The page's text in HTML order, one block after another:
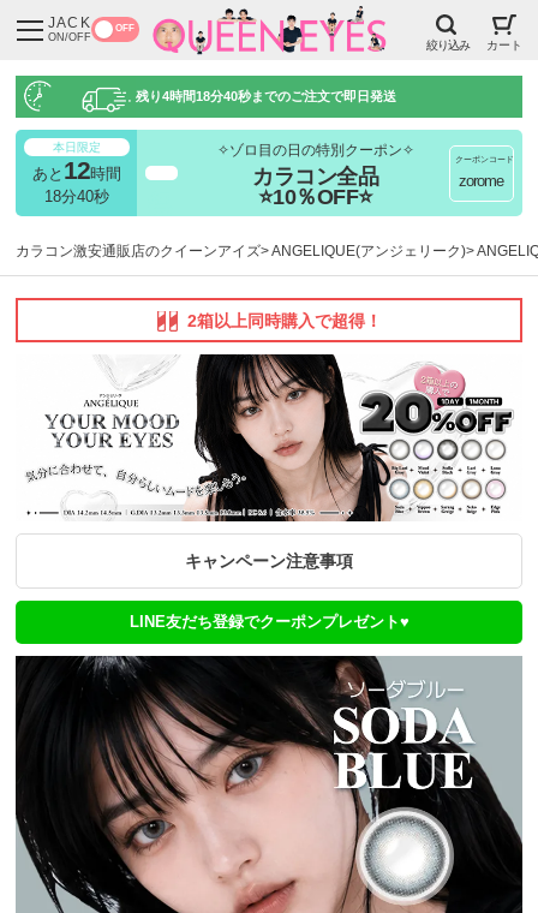
JACK
ON/OFF
OFF
絞り込み カート
残り4時間18分39秒までのご注文で即日発送
本日限定
あと 12時間
18分39秒
✧ゾロ目の日の特別クーポン✧
カラコン全品
⭐10％OFF⭐
クーポンコード
zorome
カラコン激安通販店のクイーンアイズ ANGELIQUE(アンジェリーク)
2箱以上同時購入で超得！
キャンペーン注意事項
LINE友だち登録でクーポンプレゼント♥